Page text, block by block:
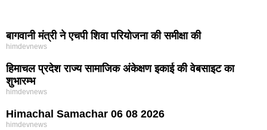
बागवानी मंत्री ने एचपी शिवा परियोजना की समीक्षा की
himdevnews
हिमाचल प्रदेश राज्य सामाजिक अंकेक्षण इकाई की वेबसाइट का
शुभारम्भ
himdevnews
Himachal Samachar 06 08 2026
himdevnews